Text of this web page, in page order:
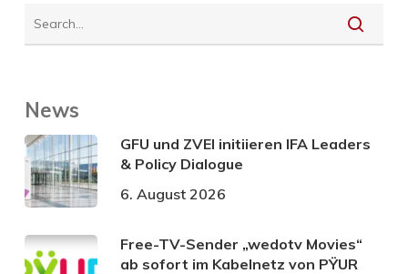
News
GFU und ZVEI initiieren IFA Leaders
& Policy Dialogue
6. August 2026
Free-TV-Sender „wedotv Movies“
ab sofort im Kabelnetz von PŸUR